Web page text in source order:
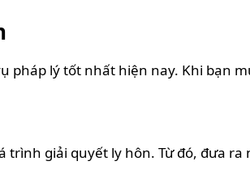
lý tốt nhất hiện nay. Khi bạn
giải quyết ly hôn. Từ đó, đưa